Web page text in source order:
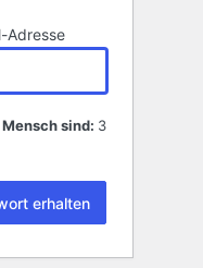
Adresse
sind: 3